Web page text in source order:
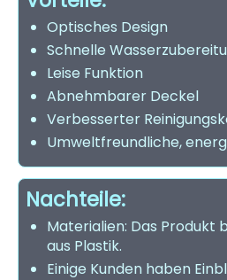
Optisches Design
Schnelle
Leise Funktion
Abnehmbarer Deckel
Verbesserter
Umweltfreundliche,
Nachteile:
Materialien: Das
aus Plastik.
Einige Kunden haben